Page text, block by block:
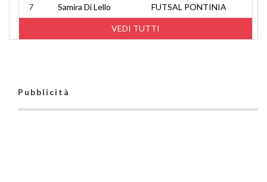
VEDI TUTTI
7 Samira Di Lello FUTSAL PONTINIA
Pubblicità